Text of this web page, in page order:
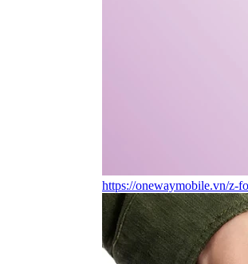
https://onewaymobile.vn/z-